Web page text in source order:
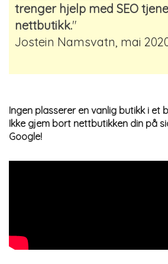
trenger hjelp med SEO
nettbutikk."
Jostein Namsvatn, mai
Ingen plasserer en vanlig butikk i et
Ikke gjem bort nettbutikken din på
Google!